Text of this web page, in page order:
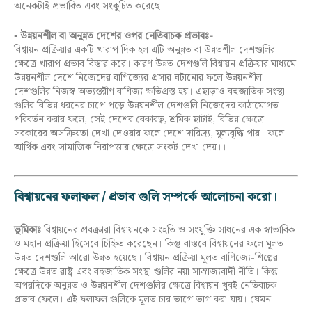
অনেকটাই প্রভাবিত এবং সংকুচিত করেছে
▪ উন্নয়নশীল বা অনুন্নত দেশের ওপর নেতিবাচক প্রভাবঃ-
বিশ্বায়ন প্রক্রিয়ার একটি খারাপ দিক হল এটি অনুন্নত বা উন্নতশীল দেশগুলির
ক্ষেত্রে খারাপ প্রভাব বিস্তার করে। কারণ উন্নত দেশগুলি বিশ্বায়ন প্রক্রিয়ার মাধ্যমে
উন্নয়নশীল দেশে নিজেদের বাণিজ্যের প্রসার ঘটানোর ফলে উন্নয়নশীল
দেশগুলির নিজস্ব অভ্যন্তরীণ বাণিজ্য ক্ষতিগ্রস্ত হয়। এছাড়াও বহুজাতিক সংস্থা
গুলির বিভিন্ন ধরনের চাপে পড়ে উন্নয়নশীল দেশগুলি নিজেদের কাঠামোগত
পরিবর্তন করার ফলে, সেই দেশের বেকারত্ব, শ্রমিক ছাটাই, বিভিন্ন ক্ষেত্রে
সরকারের অসক্রিয়তা দেখা দেওয়ার ফলে দেশে দারিদ্র্য, মূল্যবৃদ্ধি পায়। ফলে
আর্থিক এবং সামাজিক নিরাপত্তার ক্ষেত্রে সংকট দেখা দেয়।।
বিশ্বায়নের ফলাফল / প্রভাব গুলি সম্পর্কে আলোচনা করো।
ভূমিকাঃবিশ্বায়নের প্রবক্রারা বিশ্বায়নকে সংহতি ও সংযুক্তি সাধনের এক স্বাভাবিক
ও মহান প্রক্রিয়া হিসেবে চিহ্নিত করেছেন। কিন্তু বাস্তবে বিশ্বায়নের ফলে মূলত
উন্নত দেশগুলি আরো উন্নত হয়েছে। বিশ্বায়ন প্রক্রিয়া মূলত বাণিজ্যে-শিল্পের
ক্ষেত্রে উন্নত রাষ্ট্র এবং বহুজাতিক সংস্থা গুলির নয়া সাম্রাজ্যবাদী নীতি। কিন্তু
অপরদিকে অনুন্নত ও উন্নয়নশীল দেশগুলির ক্ষেত্রে বিশ্বায়ন খুবই নেতিবাচক
প্রভাব ফেলে। এই ফলাফল গুলিকে মূলত চার ভাগে ভাগ করা যায়। যেমন-